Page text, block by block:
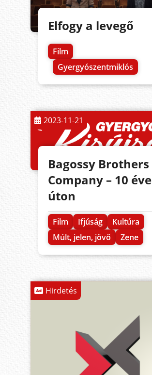
Elfogy a levegő
Film
Gyergyószentmiklós
2023-11-21
Bagossy Brothers
Company – 10 éve
úton
Film Ifjúság
Kultúra
Múlt, jelen, jövő
Zene
Hirdetés